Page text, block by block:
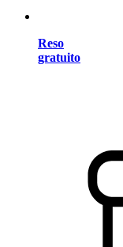
Reso
gratuito